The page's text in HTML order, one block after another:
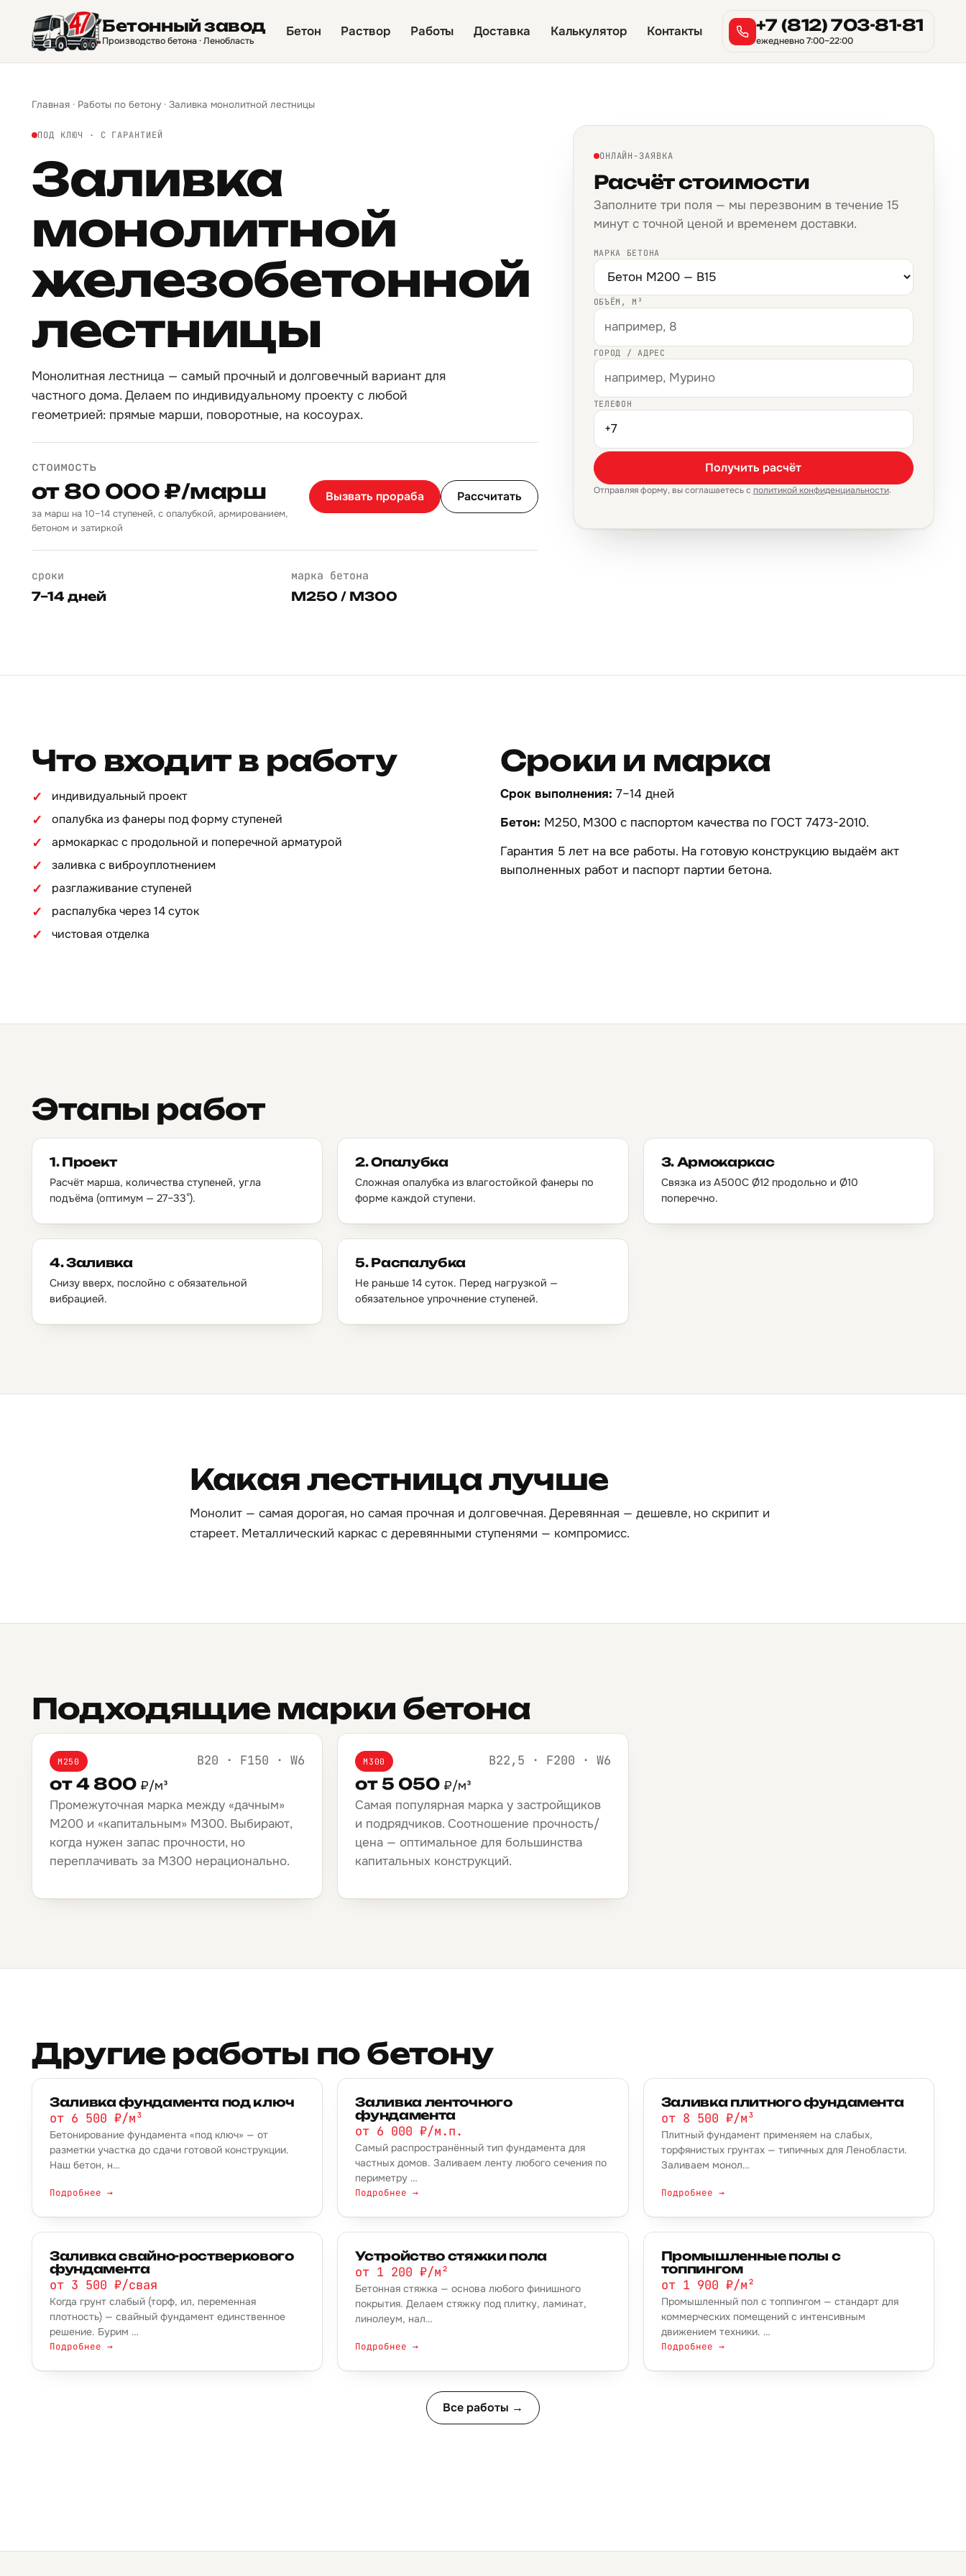
Бетонный завод
Производство бетона · Ленобласть
Бетон Раствор Работы Доставка Калькулятор Контакты +7 (812) 703-81-81
ежедневно 7:00–22:00
Главная · Работы по бетону · Заливка монолитной лестницы
ПОД КЛЮЧ · С ГАРАНТИЕЙ
Заливка
монолитной
железобетонной
лестницы
Монолитная лестница — самый прочный и долговечный вариант для
частного дома. Делаем по индивидуальному проекту с любой
геометрией: прямые марши, поворотные, на косоурах.
стоимость
от 80 000 ₽/марш
за марш на 10–14 ступеней, с опалубкой, армированием,
бетоном и затиркой
Вызвать прораба Рассчитать
сроки
7–14 дней
марка бетона
М250 / М300
ОНЛАЙН-ЗАЯВКА
Расчёт стоимости
Заполните три поля — мы перезвоним в течение 15
минут с точной ценой и временем доставки.
МАРКА БЕТОНА
ОБЪЁМ, М³
ГОРОД / АДРЕС
ТЕЛЕФОН
Получить расчёт
Отправляя форму, вы соглашаетесь с политикой конфиденциальности.
Что входит в работу
индивидуальный проект
опалубка из фанеры под форму ступеней
армокаркас с продольной и поперечной арматурой
заливка с виброуплотнением
разглаживание ступеней
распалубка через 14 суток
чистовая отделка
Сроки и марка
Срок выполнения: 7–14 дней
Бетон: М250, М300 с паспортом качества по ГОСТ 7473-2010.
Гарантия 5 лет на все работы. На готовую конструкцию выдаём акт
выполненных работ и паспорт партии бетона.
Этапы работ
1. Проект
Расчёт марша, количества ступеней, угла
подъёма (оптимум — 27–33°).
2. Опалубка
Сложная опалубка из влагостойкой фанеры по
форме каждой ступени.
3. Армокаркас
Связка из А500С Ø12 продольно и Ø10
поперечно.
4. Заливка
Снизу вверх, послойно с обязательной
вибрацией.
5. Распалубка
Не раньше 14 суток. Перед нагрузкой —
обязательное упрочнение ступеней.
Какая лестница лучше
Монолит — самая дорогая, но самая прочная и долговечная. Деревянная — дешевле, но скрипит и
стареет. Металлический каркас с деревянными ступенями — компромисс.
Подходящие марки бетона
М250 B20 · F150 · W6
от 4 800 ₽/м³
Промежуточная марка между «дачным»
М200 и «капитальным» М300. Выбирают,
когда нужен запас прочности, но
переплачивать за М300 нерационально.
М300 B22,5 · F200 · W6
от 5 050 ₽/м³
Самая популярная марка у застройщиков
и подрядчиков. Соотношение прочность/
цена — оптимальное для большинства
капитальных конструкций.
Другие работы по бетону
Заливка фундамента под ключ
от 6 500 ₽/м³
Бетонирование фундамента «под ключ» — от
разметки участка до сдачи готовой конструкции.
Наш бетон, н…
Подробнее →
Заливка ленточного
фундамента
от 6 000 ₽/м.п.
Самый распространённый тип фундамента для
частных домов. Заливаем ленту любого сечения по
периметру …
Подробнее →
Заливка плитного фундамента
от 8 500 ₽/м³
Плитный фундамент применяем на слабых,
торфянистых грунтах — типичных для Ленобласти.
Заливаем монол…
Подробнее →
Заливка свайно-ростверкового
фундамента
от 3 500 ₽/свая
Когда грунт слабый (торф, ил, переменная
плотность) — свайный фундамент единственное
решение. Бурим …
Подробнее →
Устройство стяжки пола
от 1 200 ₽/м²
Бетонная стяжка — основа любого финишного
покрытия. Делаем стяжку под плитку, ламинат,
линолеум, нал…
Подробнее →
Промышленные полы с
топпингом
от 1 900 ₽/м²
Промышленный пол с топпингом — стандарт для
коммерческих помещений с интенсивным
движением техники. …
Подробнее →
Все работы →